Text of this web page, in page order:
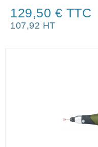
129,50 € TTC
107,92 HT